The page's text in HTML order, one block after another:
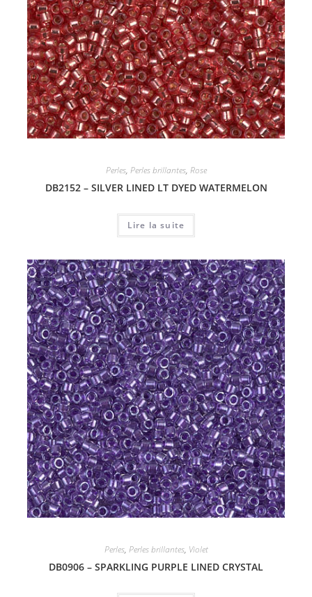
Perles, Perles brillantes, Rose
DB2152 – SILVER LINED LT DYED WATERMELON
Lire la suite
Perles, Perles brillantes, Violet
DB0906 – SPARKLING PURPLE LINED CRYSTAL